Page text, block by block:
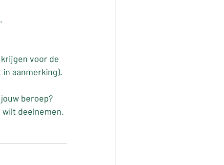
voor de
aanmerking).
beroep?
wilt deelnemen.